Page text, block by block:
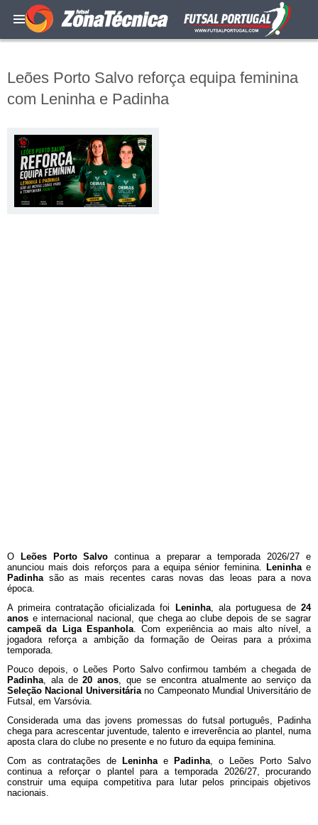
Leões Porto Salvo reforça equipa feminina
com Leninha e Padinha
O Leões Porto Salvo continua a preparar a temporada 2026/27 e
anunciou mais dois reforços para a equipa sénior feminina.
Leninhae
Padinha são as mais recentes caras novas das leoas para a nova
época.
A primeira contratação oficializada foi
Leninha, ala portuguesa de24
anos e internacional nacional, que chega ao clube depois de se sagrar
campeã da Liga Espanhola. Com experiência ao mais alto nível, a
jogadora reforça a ambição da formação de Oeiras para a próxima
temporada.
Pouco depois, o Leões Porto Salvo confirmou também a chegada de
Padinha , ala de20 anos , que se encontra atualmente ao serviço da
Seleção Nacional Universitária no Campeonato Mundial Universitário de
Futsal, em Varsóvia.
Considerada uma das jovens promessas do futsal português, Padinha
chega para acrescentar juventude, talento e irreverência ao plantel, numa
aposta clara do clube no presente e no futuro da equipa feminina.
Com as contratações de
Leninha e Padinha , o Leões Porto Salvo
continua a reforçar o plantel para a temporada 2026/27, procurando
construir uma equipa competitiva para lutar pelos principais objetivos
nacionais.